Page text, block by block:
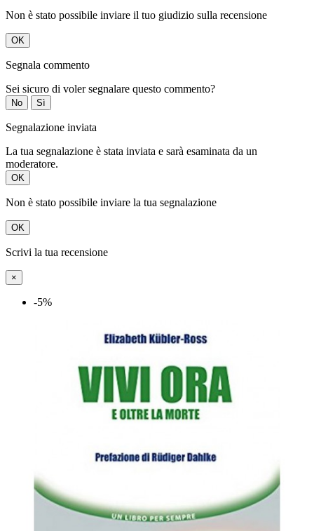
Non è stato possibile inviare il tuo giudizio sulla recensione
OK
Segnala commento
Sei sicuro di voler segnalare questo commento?
No Sì
Segnalazione inviata
La tua segnalazione è stata inviata e sarà esaminata da un
moderatore.
OK
Non è stato possibile inviare la tua segnalazione
OK
Scrivi la tua recensione
×
-5%